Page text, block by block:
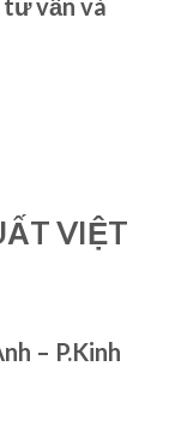
VIỆT
– P.Kinh